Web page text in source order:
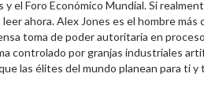
el Foro Económico Mundial. Si
ahora. Alex Jones es el hombre más
toma de poder autoritaria en
controlado por granjas industriales
las élites del mundo planean para ti